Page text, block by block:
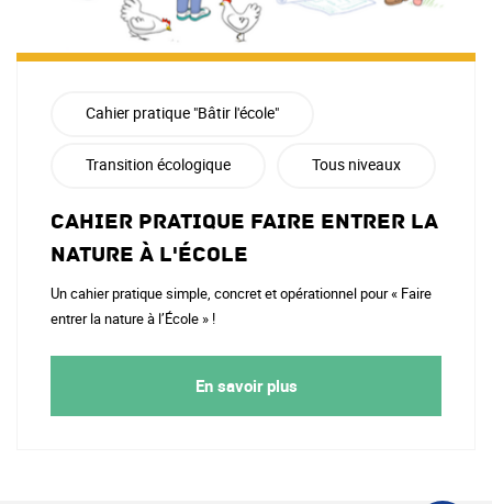
Cahier pratique "Bâtir l'école"
Transition écologique Tous niveaux
Cahier pratique Faire entrer la
nature à l'école
Un cahier pratique simple, concret et opérationnel pour « Faire
entrer la nature à l’École » !
En savoir plus